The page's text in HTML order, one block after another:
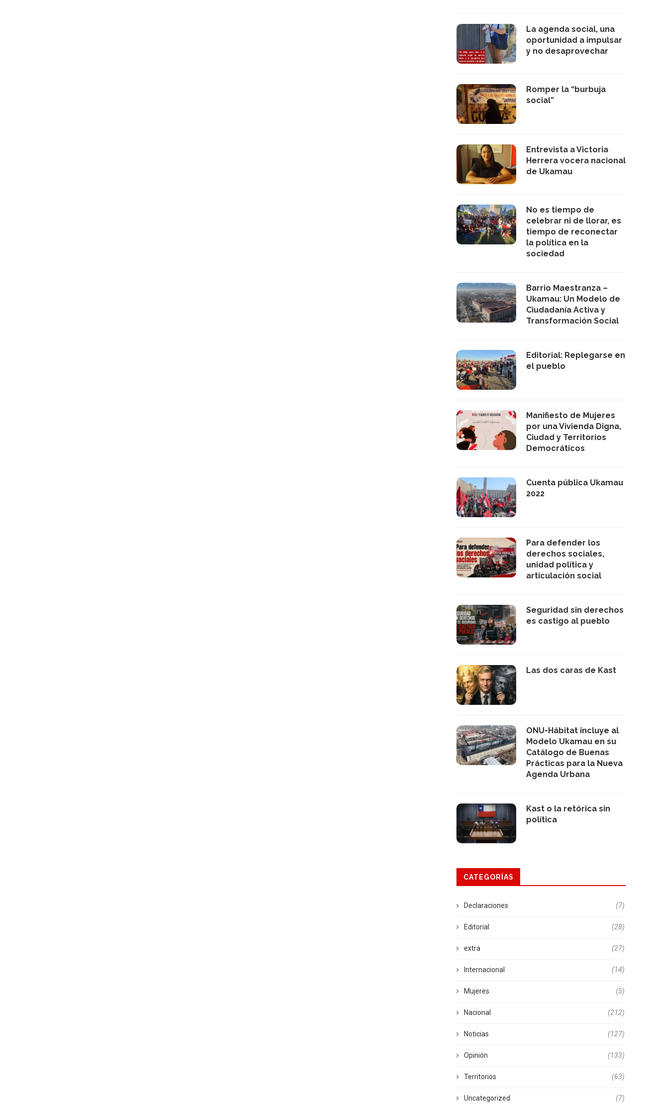
La agenda social, una
oportunidad a impulsar
y no desaprovechar
Romper la “burbuja
social”
Entrevista a Victoria
Herrera vocera nacional
de Ukamau
No es tiempo de
celebrar ni de llorar, es
tiempo de reconectar
la política en la
sociedad
Barrio Maestranza –
Ukamau: Un Modelo de
Ciudadanía Activa y
Transformación Social
Editorial: Replegarse en
el pueblo
Manifiesto de Mujeres
por una Vivienda Digna,
Ciudad y Territorios
Democráticos
Cuenta pública Ukamau
2022
Para defender los
derechos sociales,
unidad política y
articulación social
Seguridad sin derechos
es castigo al pueblo
Las dos caras de Kast
ONU-Hábitat incluye al
Modelo Ukamau en su
Catálogo de Buenas
Prácticas para la Nueva
Agenda Urbana
Kast o la retórica sin
política
CATEGORÍAS
Declaraciones (7)
Editorial (28)
extra (27)
Internacional (14)
Mujeres (5)
Nacional (212)
Noticias (127)
Opinión (133)
Territorios (63)
Uncategorized (7)